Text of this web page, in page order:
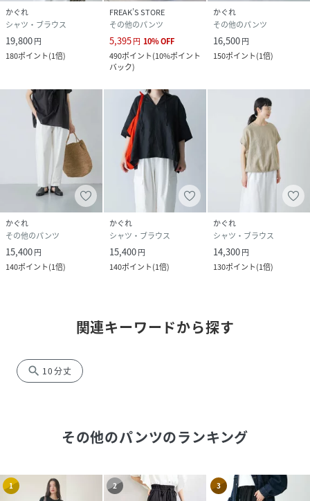
かぐれ
シャツ・ブラウス
19,800円
180ポイント(1倍)
FREAK’S STORE
その他のパンツ
5,395円 10%OFF
490ポイント(10%ポイント
バック)
かぐれ
その他のパンツ
16,500円
150ポイント(1倍)
かぐれ
その他のパンツ
15,400円
140ポイント(1倍)
かぐれ
シャツ・ブラウス
15,400円
140ポイント(1倍)
かぐれ
シャツ・ブラウス
14,300円
130ポイント(1倍)
関連キーワードから探す
search 10分丈
その他のパンツのランキング
1 2 3